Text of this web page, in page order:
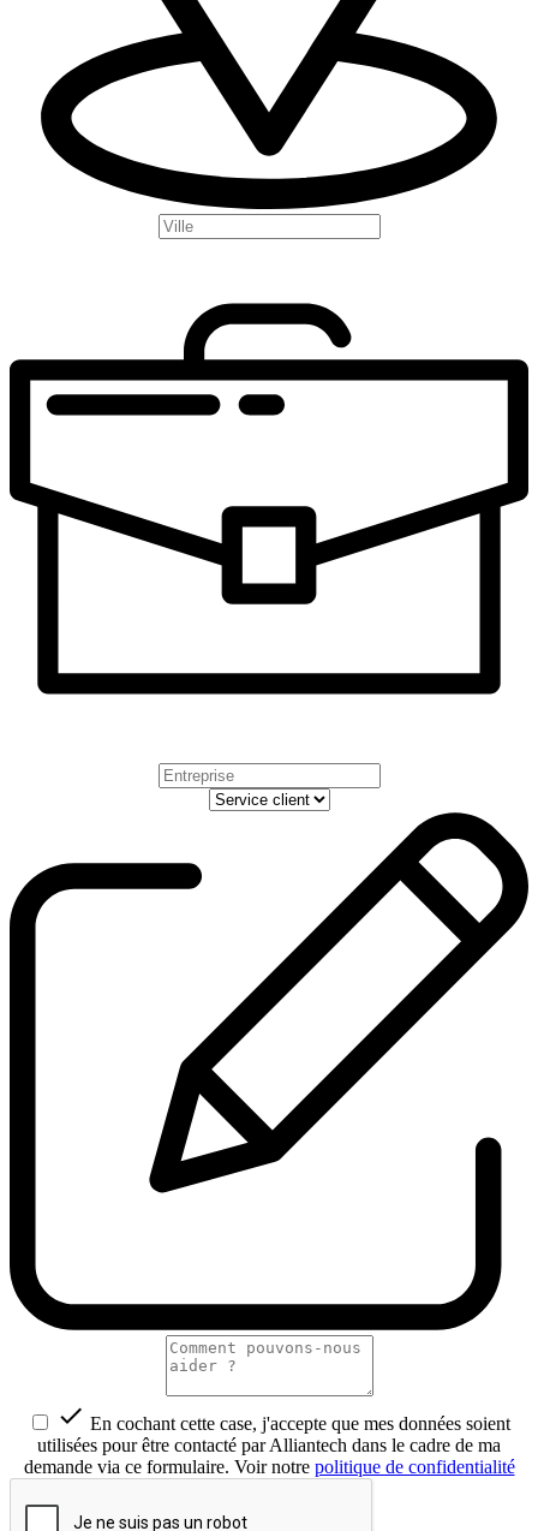
 En cochant cette case, j'accepte que mes données soient
utilisées pour être contacté par Alliantech dans le cadre de ma
demande via ce formulaire. Voir notre politique de confidentialité